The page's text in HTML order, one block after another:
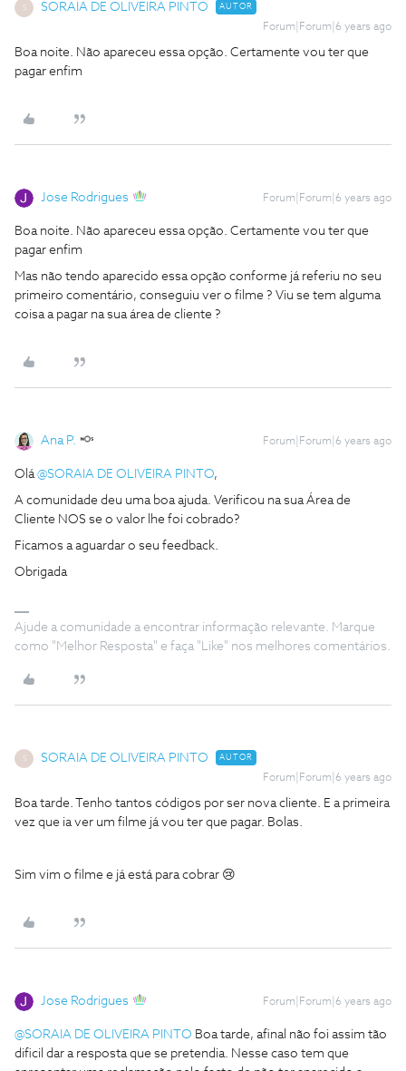
S SORAIA DE OLIVEIRA PINTO AUTOR
Forum|Forum|6 years ago
Boa noite. Não apareceu essa opção. Certamente vou ter que
pagar enfim
Jose Rodrigues Forum|Forum|6 years ago
Boa noite. Não apareceu essa opção. Certamente vou ter que
pagar enfim
Mas não tendo aparecido essa opção conforme já referiu no seu
primeiro comentário, conseguiu ver o filme ? Viu se tem alguma
coisa a pagar na sua área de cliente ?
Ana P. Forum|Forum|6 years ago
Olá@SORAIA DE OLIVEIRA PINTO,
A comunidade deu uma boa ajuda. Verificou na sua Área de
Cliente NOS se o valor lhe foi cobrado?
Ficamos a aguardar o seu feedback.
Obrigada
Ajude a comunidade a encontrar informação relevante. Marque
como "Melhor Resposta" e faça "Like" nos melhores comentários.
S SORAIA DE OLIVEIRA PINTO AUTOR
Forum|Forum|6 years ago
Boa tarde. Tenho tantos códigos por ser nova cliente. E a primeira
vez que ia ver um filme já vou ter que pagar. Bolas.
Sim vim o filme e já está para cobrar 😢
Jose Rodrigues Forum|Forum|6 years ago
@SORAIA DE OLIVEIRA PINTO Boa tarde, afinal não foi assim tão
dificil dar a resposta que se pretendia. Nesse caso tem que